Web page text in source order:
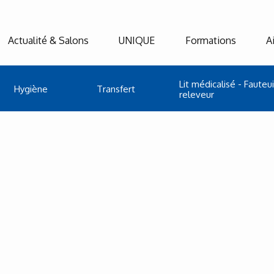
Hygiène Transfert
Lit médicalisé -
releveur
Actualité & Salons UNIQUE Formations